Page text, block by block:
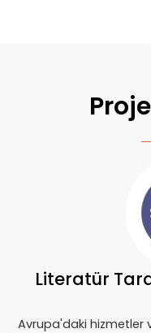
Literatür
Avrupa'daki hizmetler